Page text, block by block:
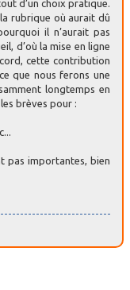
d’un choix pratique.
rubrique où aurait dû
il n’aurait pas
d’où la mise en ligne
cette contribution
que nous ferons une
longtemps en
brèves pour :
pas importantes, bien